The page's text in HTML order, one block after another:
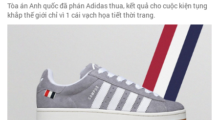
Tòa án Anh quốc đã phán Adidas thua, kết quả cho cuộc kiện tụng
khắp thế giới chỉ vì 1 cái vạch họa tiết thời trang.